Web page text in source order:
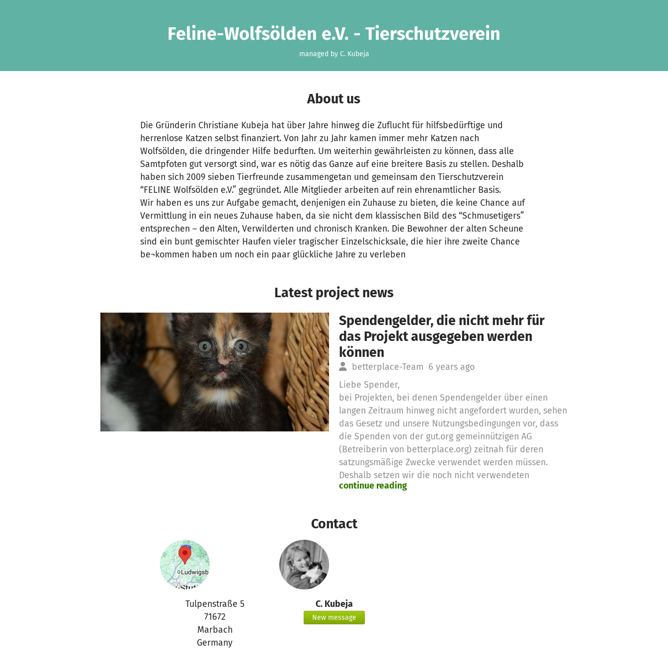
Feline-Wolfsölden e.V. - Tierschutzverein
managed by C. Kubeja
About us
Die Gründerin Christiane Kubeja hat über Jahre hinweg die Zuflucht für hilfsbedürftige und
herrenlose Katzen selbst finanziert. Von Jahr zu Jahr kamen immer mehr Katzen nach
Wolfsölden, die dringender Hilfe bedurften. Um weiterhin gewährleisten zu können, dass alle
Samtpfoten gut versorgt sind, war es nötig das Ganze auf eine breitere Basis zu stellen. Deshalb
haben sich 2009 sieben Tierfreunde zusammengetan und gemeinsam den Tierschutzverein
“FELINE Wolfsölden e.V.” gegründet. Alle Mitglieder arbeiten auf rein ehrenamtlicher Basis.
Wir haben es uns zur Aufgabe gemacht, denjenigen ein Zuhause zu bieten, die keine Chance auf
Vermittlung in ein neues Zuhause haben, da sie nicht dem klassischen Bild des “Schmusetigers”
entsprechen – den Alten, Verwilderten und chronisch Kranken. Die Bewohner der alten Scheune
sind ein bunt gemischter Haufen vieler tragischer Einzelschicksale, die hier ihre zweite Chance
be¬kommen haben um noch ein paar glückliche Jahre zu verleben
Latest project news
Spendengelder, die nicht mehr für
das Projekt ausgegeben werden
können
betterplace-Team 6 years ago
Liebe Spender,
bei Projekten, bei denen Spendengelder über einen
langen Zeitraum hinweg nicht angefordert wurden, sehen
das Gesetz und unsere Nutzungsbedingungen vor, dass
die Spenden von der gut.org gemeinnützigen AG
(Betreiberin von betterplace.org) zeitnah für deren
satzungsmäßige Zwecke verwendet werden müssen.
Deshalb setzen wir die noch nicht verwendeten
Spendengelder für diese Zwecke ein
continue reading
Contact
Tulpenstraße 5
71672
Marbach
Germany
C. Kubeja
New message